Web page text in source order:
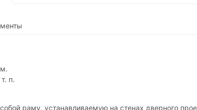
п.
раму, устанавливаемую на стенах дверного